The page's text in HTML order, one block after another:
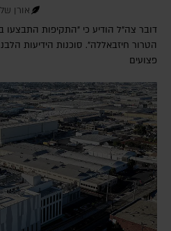
אורן
דובר צה"ל הודיע כי "התקיפות התבצעו
פצועים